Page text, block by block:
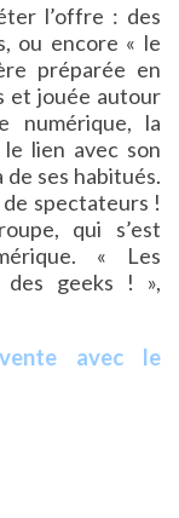
l’offre : des
ou encore « le
préparée en
et jouée autour
numérique, la
lien avec son
ses habitués.
de spectateurs !
qui s’est
« Les
des geeks ! »,
avec le